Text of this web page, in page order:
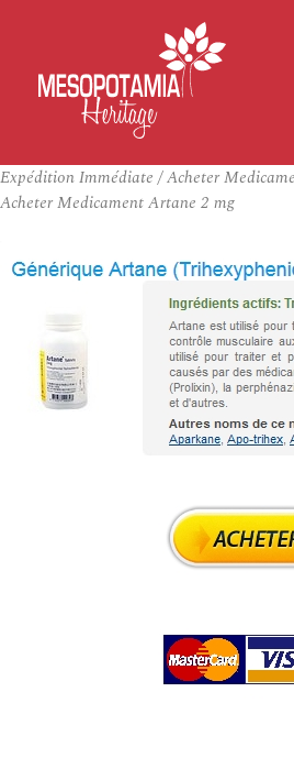
Expédition Immédiate / Acheter
Acheter Medicament Artane 2 mg